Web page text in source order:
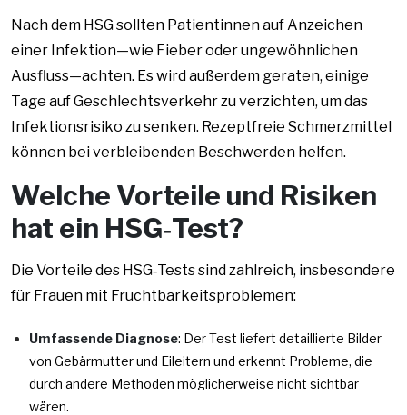
Nach dem HSG sollten Patientinnen auf Anzeichen
einer Infektion—wie Fieber oder ungewöhnlichen
Ausfluss—achten. Es wird außerdem geraten, einige
Tage auf Geschlechtsverkehr zu verzichten, um das
Infektionsrisiko zu senken. Rezeptfreie Schmerzmittel
können bei verbleibenden Beschwerden helfen.
Welche Vorteile und Risiken
hat ein HSG‑Test?
Die Vorteile des HSG‑Tests sind zahlreich, insbesondere
für Frauen mit Fruchtbarkeitsproblemen:
Umfassende Diagnose: Der Test liefert detaillierte Bilder
von Gebärmutter und Eileitern und erkennt Probleme, die
durch andere Methoden möglicherweise nicht sichtbar
wären.